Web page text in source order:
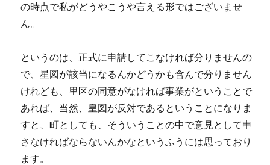
の時点で私がどうやこうや言える形ではございませ
ん。
というのは、正式に申請してこなければ分りませんの
で、星図が該当になるんかどうかも含んで分りません
けれども、里区の同意がなければ事業がということで
あれば、当然、皇図が反対であるということになりま
すと、町としても、そういうことの中で意見として申
さなければならないんかなというふうには思っており
ます。